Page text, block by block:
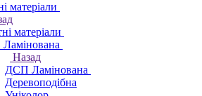
матеріали
матеріали
Назад
ДСП Ламінована
Деревоподібна